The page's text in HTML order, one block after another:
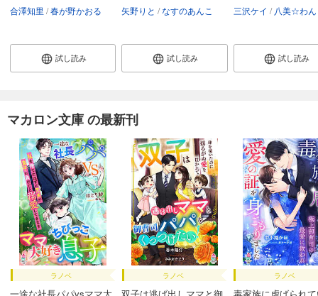
合澤知里 春が野かおる
試し読み
矢野りと なすのあんこ
試し読み
三沢ケイ 八美☆わん
試し読み
マカロン文庫 の最新刊
ラノベ ラノベ ラノベ